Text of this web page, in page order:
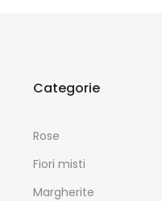
Categorie
Rose
Fiori misti
Margherite